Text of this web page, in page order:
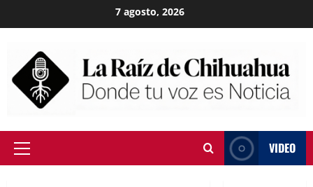
to
7 agosto, 2026
Primary
VIDEO